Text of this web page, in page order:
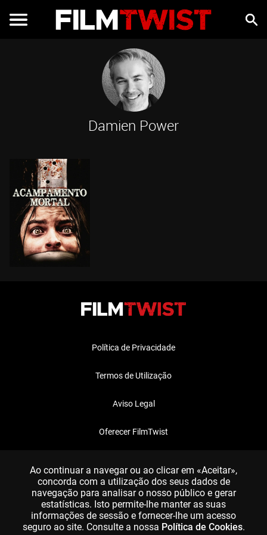
Damien Power
Política de Privacidade
Termos de Utilização
Aviso Legal
Oferecer FilmTwist
Ao continuar a navegar ou ao clicar em «Aceitar»,
concorda com a utilização dos seus dados de
navegação para analisar o nosso público e gerar
estatísticas. Isto permite-lhe manter as suas
informações de sessão e fornecer-lhe um acesso
seguro ao site. Consulte a nossa Política de Cookies.